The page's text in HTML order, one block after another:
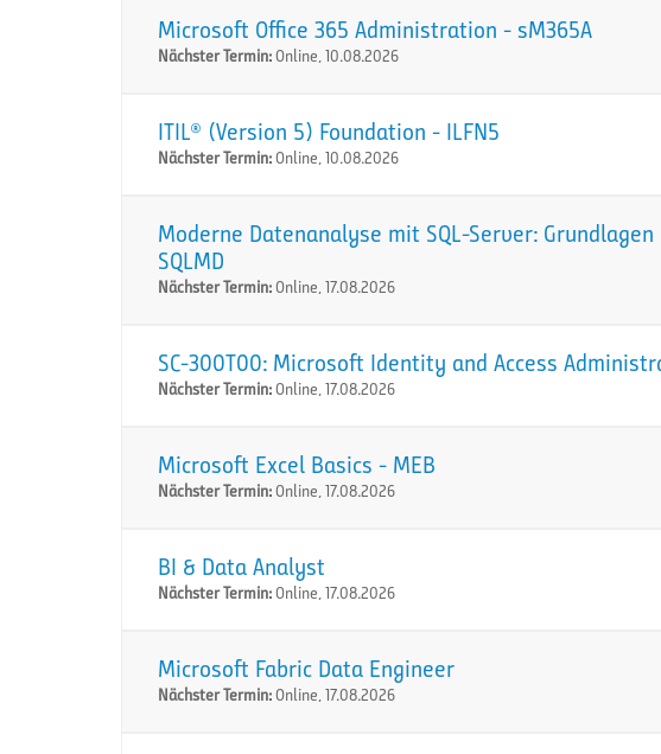
Microsoft Office 365 Administration - sM365A
Nächster Termin:Online, 10.08.2026
ITIL® (Version 5) Foundation - ILFN5
Nächster Termin:Online, 10.08.2026
Moderne Datenanalyse mit SQL-Server:
SQLMD
Nächster Termin:Online, 17.08.2026
SC-300T00: Microsoft Identity and Access
Nächster Termin:Online, 17.08.2026
Microsoft Excel Basics - MEB
Nächster Termin:Online, 17.08.2026
BI & Data Analyst
Nächster Termin:Online, 17.08.2026
Microsoft Fabric Data Engineer
Nächster Termin:Online, 17.08.2026